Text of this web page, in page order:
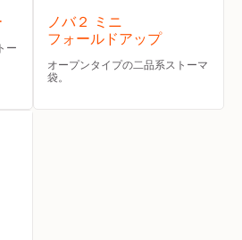
ー
ノバ２ ミニ
フォールドアップ
オープンタイプの二品系ストーマ
袋。